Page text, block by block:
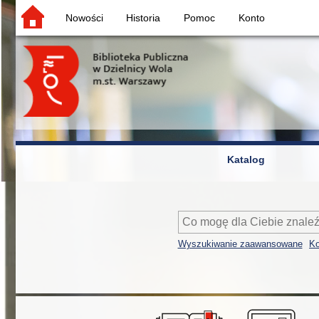
Nowości Historia Pomoc Konto
Katalog
Wyszukiwanie zaawansowane